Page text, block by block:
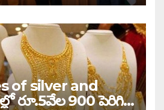
of silver and
రూ.5వేల 900 పెరిగిన